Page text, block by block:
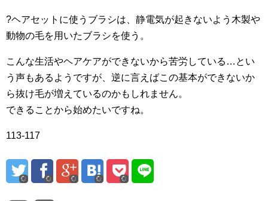
?ヘアセットに使うブラシは、静電気が起きないよう木製や
動物の毛を用いたブラシを使う。
こんな生活やヘアケアができないから苦労している…とい
う声もあるようですが、逆に言えばこの基本ができないか
ら抜け毛が増えているのかもしれません。
できることから始めたいですね。
113-117